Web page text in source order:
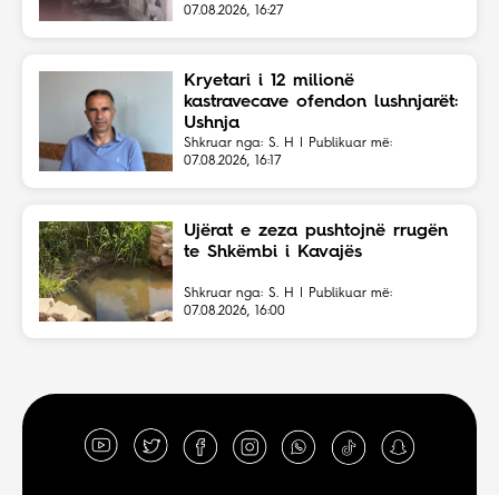
07.08.2026, 16:27
Kryetari i 12 milionë
kastravecave ofendon lushnjarët:
Ushnja
Shkruar nga: S. H | Publikuar më:
07.08.2026, 16:17
Ujërat e zeza pushtojnë rrugën
te Shkëmbi i Kavajës
Shkruar nga: S. H | Publikuar më:
07.08.2026, 16:00